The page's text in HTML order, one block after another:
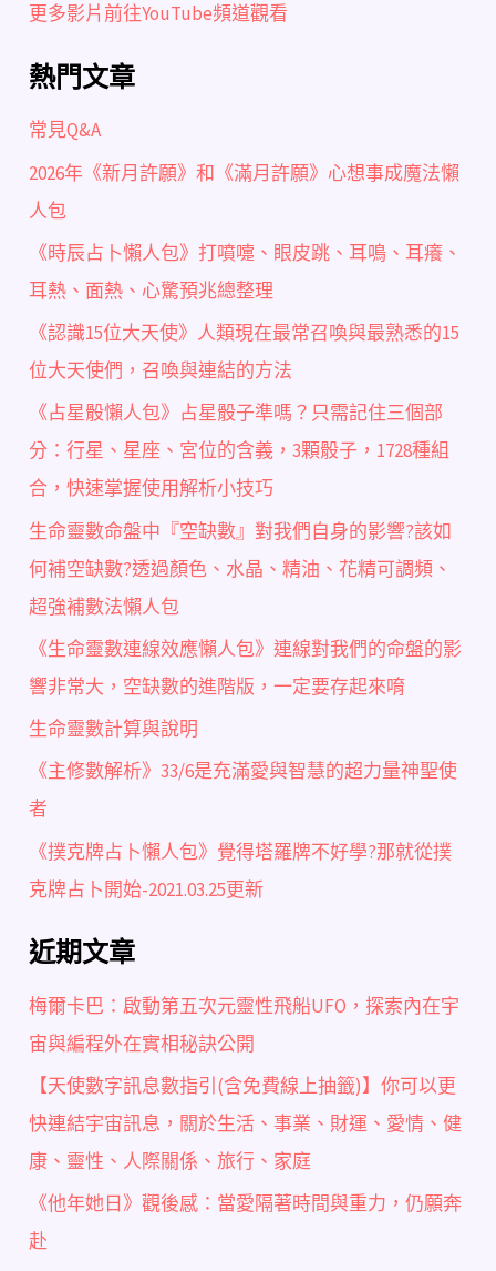
更多影片前往YouTube頻道觀看
熱門文章
常見Q&A
2026年《新月許願》和《滿月許願》心想事成魔法懶
人包
《時辰占卜懶人包》打噴嚏、眼皮跳、耳鳴、耳癢、
耳熱、面熱、心驚預兆總整理
《認識15位大天使》人類現在最常召喚與最熟悉的15
位大天使們，召喚與連結的方法
《占星骰懶人包》占星骰子準嗎？只需記住三個部
分：行星、星座、宮位的含義，3顆骰子，1728種組
合，快速掌握使用解析小技巧
生命靈數命盤中『空缺數』對我們自身的影響?該如
何補空缺數?透過顏色、水晶、精油、花精可調頻、
超強補數法懶人包
《生命靈數連線效應懶人包》連線對我們的命盤的影
響非常大，空缺數的進階版，一定要存起來唷
生命靈數計算與說明
《主修數解析》33/6是充滿愛與智慧的超力量神聖使
者
《撲克牌占卜懶人包》覺得塔羅牌不好學?那就從撲
克牌占卜開始-2021.03.25更新
近期文章
梅爾卡巴：啟動第五次元靈性飛船UFO，探索內在宇
宙與編程外在實相秘訣公開
【天使數字訊息數指引(含免費線上抽籤)】你可以更
快連結宇宙訊息，關於生活、事業、財運、愛情、健
康、靈性、人際關係、旅行、家庭
《他年她日》觀後感：當愛隔著時間與重力，仍願奔
赴